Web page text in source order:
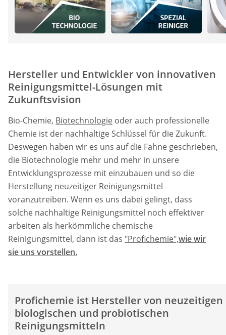
Hersteller und Entwickler von innovativen
Reinigungsmittel-Lösungen mit
Zukunftsvision
Bio-Chemie, Biotechnologie oder auch professionelle
Chemie ist der nachhaltige Schlüssel für die Zukunft.
Deswegen haben wir es uns auf die Fahne geschrieben,
die Biotechnologie mehr und mehr in unsere
Entwicklungsprozesse mit einzubauen und so die
Herstellung neuzeitiger Reinigungsmittel
voranzutreiben. Wenn es uns dabei gelingt, dass
solche nachhaltige Reinigungsmittel noch effektiver
arbeiten als herkömmliche chemische
Reinigungsmittel, dann ist das "Profichemie",wie wir
sie uns vorstellen.
Profichemie ist Hersteller von neuzeitigen
biologischen und probiotischen
Reinigungsmitteln